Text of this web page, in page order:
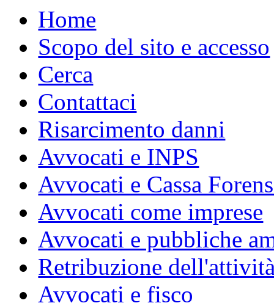
Home
Scopo del sito e accesso
Cerca
Contattaci
Risarcimento danni
Avvocati e INPS
Avvocati e Cassa
Avvocati come imprese
Avvocati e pubbliche
Retribuzione
Avvocati e fisco